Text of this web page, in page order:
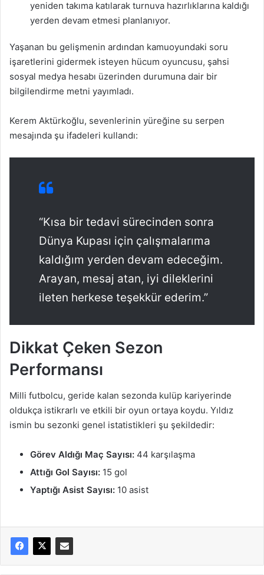
yeniden takıma katılarak turnuva hazırlıklarına kaldığı
yerden devam etmesi planlanıyor.
Yaşanan bu gelişmenin ardından kamuoyundaki soru
işaretlerini gidermek isteyen hücum oyuncusu, şahsi
sosyal medya hesabı üzerinden durumuna dair bir
bilgilendirme metni yayımladı.
Kerem Aktürkoğlu, sevenlerinin yüreğine su serpen
mesajında şu ifadeleri kullandı:
“Kısa bir tedavi sürecinden sonra
Dünya Kupası için çalışmalarıma
kaldığım yerden devam edeceğim.
Arayan, mesaj atan, iyi dileklerini
ileten herkese teşekkür ederim.”
Dikkat Çeken Sezon
Performansı
Milli futbolcu, geride kalan sezonda kulüp kariyerinde
oldukça istikrarlı ve etkili bir oyun ortaya koydu. Yıldız
ismin bu sezonki genel istatistikleri şu şekildedir:
Görev Aldığı Maç Sayısı: 44 karşılaşma
Attığı Gol Sayısı: 15 gol
Yaptığı Asist Sayısı: 10 asist